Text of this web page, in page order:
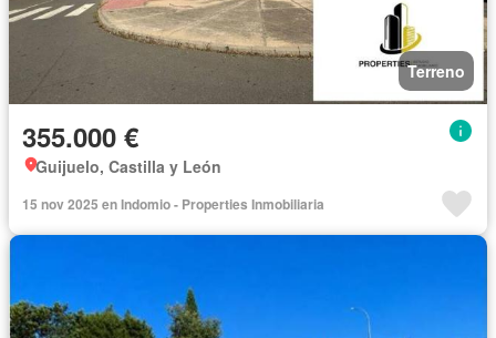
Terreno
355.000 €
Guijuelo, Castilla y León
15 nov 2025 en Indomio - Properties Inmobiliaria